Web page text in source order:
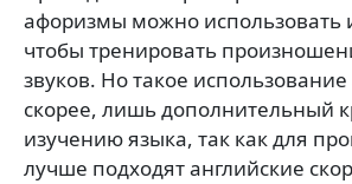
афоризмы можно использовать
чтобы тренировать
звуков. Но такое
скорее, лишь дополнительный
изучению языка, так как для
лучше подходят английские